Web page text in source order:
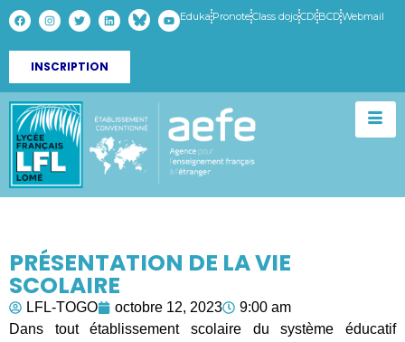
Eduka PronoteClass dojoCDI BCDWebmail
INSCRIPTION
PRÉSENTATION DE LA VIE
SCOLAIRE
LFL-TOGO octobre 12, 2023
9:00 am
Dans tout établissement scolaire du système éducatif